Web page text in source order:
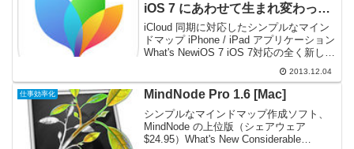
iOS 7 にあわせて生まれ変わった
マインドマップアプリケーション
iCloud 同期に対応したシンプルなマイン
ドマップ iPhone / iPad アプリケーション
What's NewiOS 7 iOS 7対応の全く新しい
ユーザフェース書類ブラウザ デザインを
一新した書類ブラウザは、サムネールが
大きくなり...
2013.12.04
仕事効率化 MindNode Pro 1.6 [Mac]
シンプルなマインドマップ作成ソフト、
MindNode の上位版（シェアウェア
$24.95）What's New Considerable